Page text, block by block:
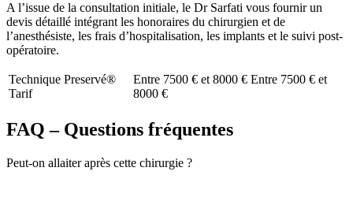
A l’issue de la consultation initiale, le Dr Sarfati vous fournir un
devis détaillé intégrant les honoraires du chirurgien et de
l’anesthésiste, les frais d’hospitalisation, les implants et le suivi post-
opératoire.
Technique Preservé®
Tarif
Entre 7500 € et 8000 € Entre 7500 € et
8000 €
FAQ – Questions fréquentes
Peut-on allaiter après cette chirurgie ?